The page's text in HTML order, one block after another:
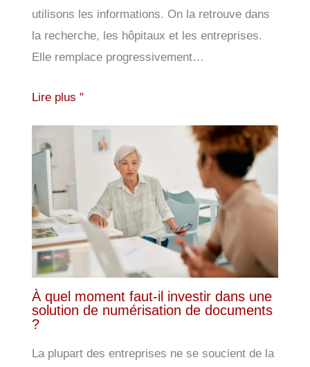
utilisons les informations. On la retrouve dans
la recherche, les hôpitaux et les entreprises.
Elle remplace progressivement…
Lire plus "
À quel moment faut-il investir dans une
solution de numérisation de documents
?
La plupart des entreprises ne se soucient de la